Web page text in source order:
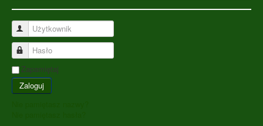
Użytkownik
Hasło
Zapamiętaj
Zaloguj